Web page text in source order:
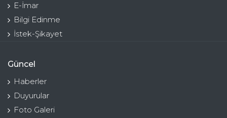
E-İmar
Bilgi Edinme
İstek-Şikayet
Güncel
Haberler
Duyurular
Foto Galeri